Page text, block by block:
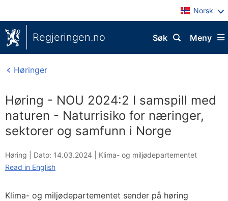
Norsk
Regjeringen.no Meny
Søk
Høringer
Høring - NOU 2024:2 I samspill med
naturen - Naturrisiko for næringer,
sektorer og samfunn i Norge
Høring | Dato: 14.03.2024
Klima- og miljødepartementet
Read in English
Klima- og miljødepartementet sender på høring